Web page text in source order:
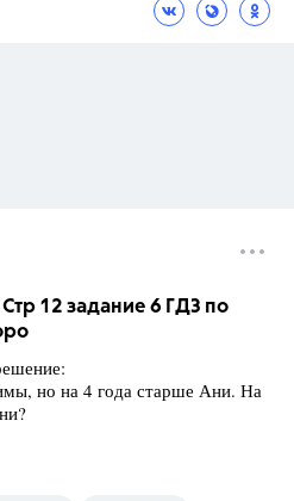
12 задание 6 ГДЗ по
но на 4 года старше Ани. На